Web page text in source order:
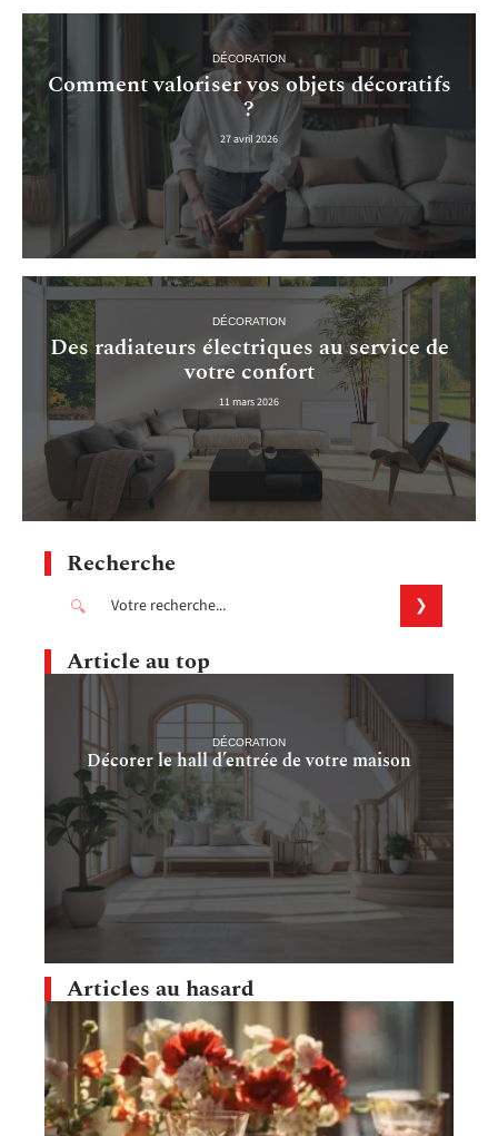
DÉCORATION
Comment valoriser vos objets décoratifs
?
27 avril 2026
DÉCORATION
Des radiateurs électriques au service de
votre confort
11 mars 2026
Recherche
Article au top
DÉCORATION
Décorer le hall d’entrée de votre maison
Articles au hasard